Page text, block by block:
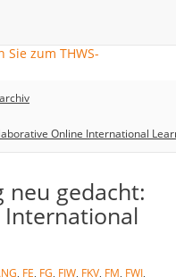
Online International
gedacht:
, FE, FG, FIW, FKV, FM, FWI,